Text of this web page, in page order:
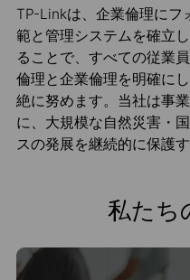
TP-Linkは、企業倫理にフ
範と管理システムを確立
ることで、すべての従業
倫理と企業倫理を明確に
絶に努めます。当社は事
に、大規模な自然災害・
スの発展を継続的に保護
私たち